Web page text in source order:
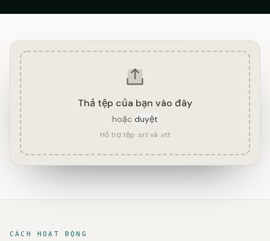
Thả tệp của bạn vào đây
hoặc duyệt
Hỗ trợ tệp .srt và .vtt
CÁCH HOẠT ĐỘNG